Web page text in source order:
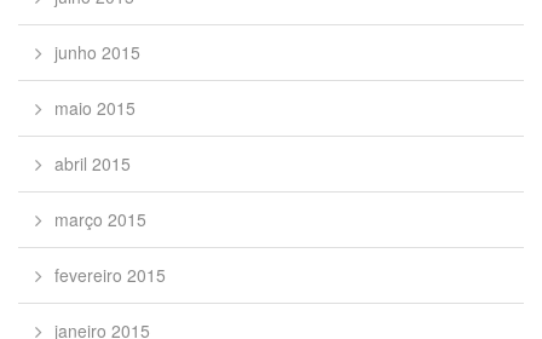
junho 2015
maio 2015
abril 2015
março 2015
fevereiro 2015
janeiro 2015